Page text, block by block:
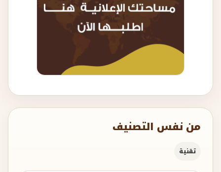
من نفس التصنيف
تقنية